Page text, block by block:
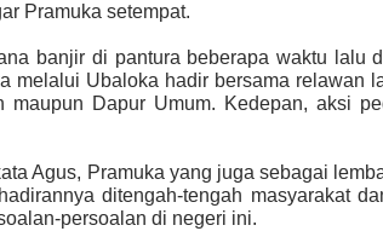
Pramuka setempat.
banjir di pantura beberapa waktu lalu
melalui Ubaloka hadir bersama relawan
maupun Dapur Umum. Kedepan, aksi
Agus, Pramuka yang juga sebagai
ditengah-tengah masyarakat
persoalan di negeri ini.